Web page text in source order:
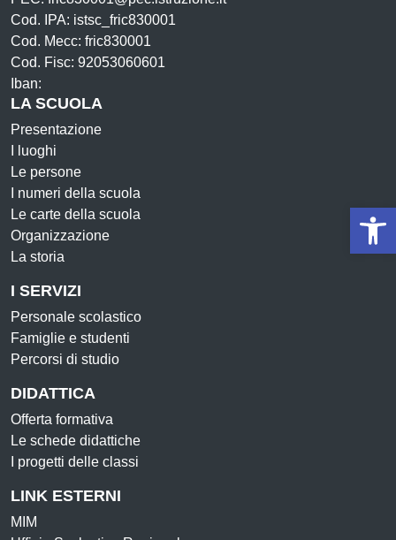
Cod. IPA: istsc_fric830001
Cod. Mecc: fric830001
Cod. Fisc: 92053060601
Iban:
LA SCUOLA
Presentazione
I luoghi
Le persone
I numeri della scuola
Le carte della scuola
Organizzazione
La storia
I SERVIZI
Personale scolastico
Famiglie e studenti
Percorsi di studio
DIDATTICA
Offerta formativa
Le schede didattiche
I progetti delle classi
LINK ESTERNI
MIM